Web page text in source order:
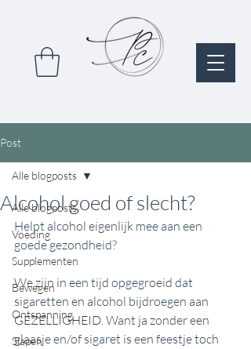
Post
Alle blogposts
Voeding
Supplementen
Bewegen
Ontspanning
Slapen
Alle blogposts
Alcohol goed of slecht?
Helpt alcohol eigenlijk mee aan een
goede gezondheid?
We zijn in een tijd opgegroeid dat
sigaretten en alcohol bijdroegen aan
GEZELLIGHEID. Want ja zonder een
glaasje en/of sigaret is een feestje toch